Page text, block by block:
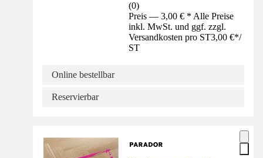
(0)
Preis — 3,00 € * Alle Preise
inkl. MwSt. und ggf. zzgl.
Versandkosten pro ST3,00 €*/
ST
Online bestellbar
Reservierbar